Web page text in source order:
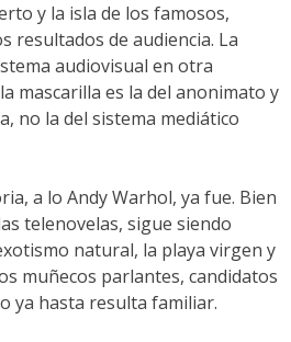
y la isla de los famosos,
resultados de audiencia. La
audiovisual en otra
mascarilla es la del anonimato y
no la del sistema mediático
a lo Andy Warhol, ya fue. Bien
telenovelas, sigue siendo
natural, la playa virgen y
muñecos parlantes, candidatos
ya hasta resulta familiar.